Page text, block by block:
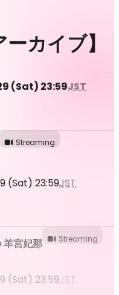
カイブ】
(Sat) 23:59JST
Streaming
(Sat) 23:59JST
羊宮妃那
Streaming
(Sat) 23:59JST